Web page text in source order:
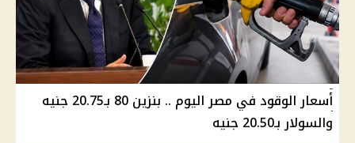
أسعار الوقود في مصر اليوم .. بنزين 80 بـ20.75 جنيه
والسولار بـ20.50 جنيه